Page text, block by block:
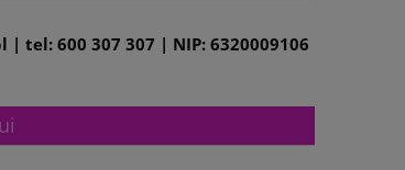
| tel: 600 307 307 | NIP: 6320009106